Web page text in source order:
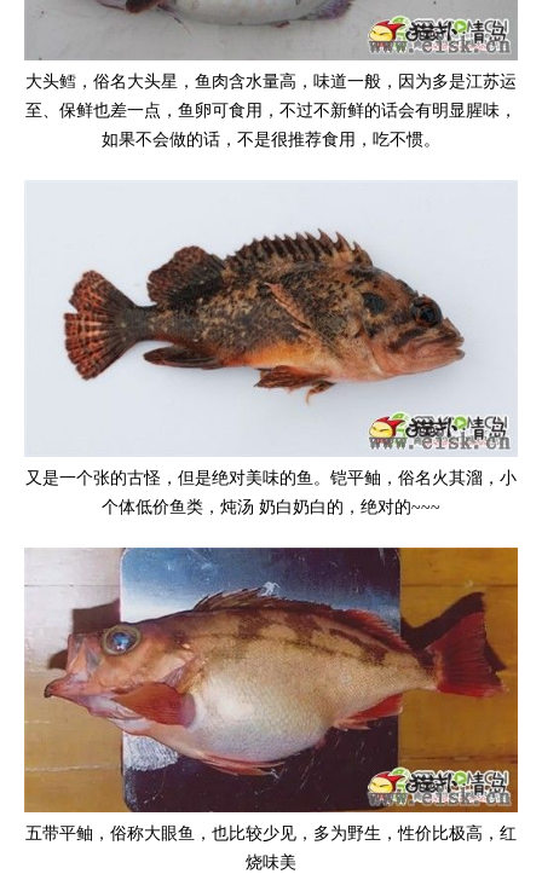
大头鳕，俗名大头星，鱼肉含水量高，味道一般，因为多是江苏运
至、保鲜也差一点，鱼卵可食用，不过不新鲜的话会有明显腥味，
如果不会做的话，不是很推荐食用，吃不惯。
又是一个张的古怪，但是绝对美味的鱼。铠平鲉，俗名火其溜，小
个体低价鱼类，炖汤 奶白奶白的，绝对的~~~
五带平鲉，俗称大眼鱼，也比较少见，多为野生，性价比极高，红
烧味美